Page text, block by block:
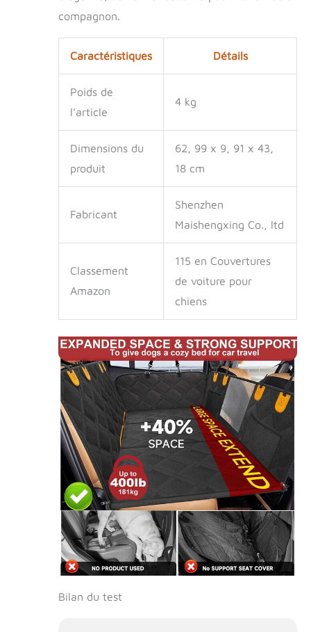
rangement】La
assure une bonne
circulation de l'air,
garde votre chien au
d'observer
son humeur. Cela
peut réduire
la fenêtre. La
fenêtre
une barrière qui
empêche votre
animal de
pendant le trajet et
de vous distraire.
Vous pouvez ranger
la nourriture et les
jouets de votre
chien dans des sacs
de rangement.
【Une taille unique
pour la plupart des
voitures】Mesures
du hamac de voiture
pour chiens :
environ 127 cm x
62,5 cm. S'adapte à
la plupart des
modèles standard
de voitures, de
compagnon.
Caractéristiques Détails
Poids de
l’article
4 kg
Dimensions du
produit
62, 99 x 9, 91 x 43,
18 cm
Fabricant
Shenzhen
Maishengxing Co., ltd
Classement
Amazon
115 en Couvertures
de voiture pour
chiens
Bilan du test